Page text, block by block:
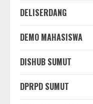
DELISERDANG
DEMO MAHASISWA
DISHUB SUMUT
DPRPD SUMUT